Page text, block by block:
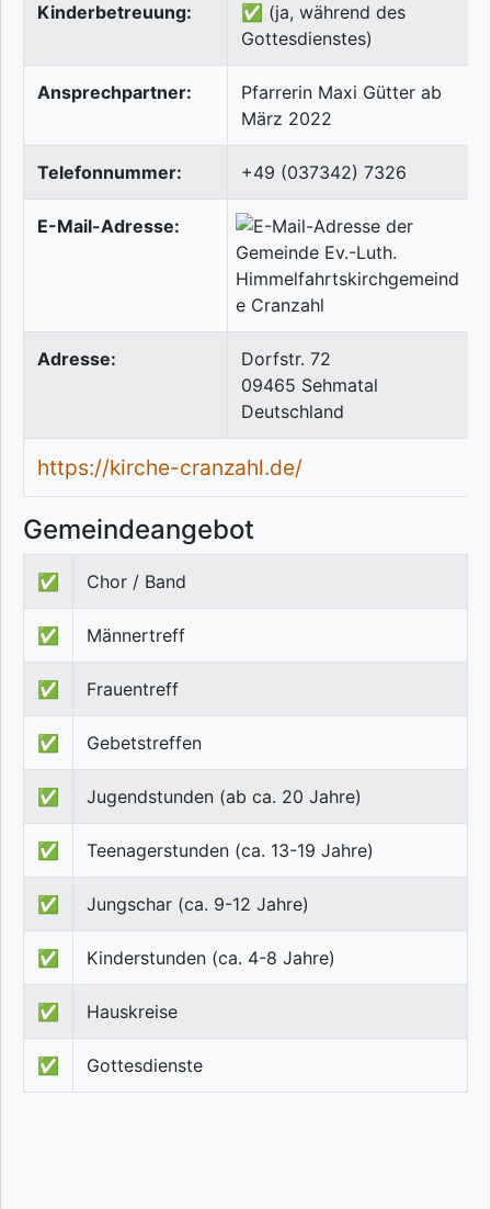
Kinderbetreuung:
✅ (ja, während des
Gottesdienstes)
Ansprechpartner:
Pfarrerin Maxi Gütter ab
März 2022
Telefonnummer: +49 (037342) 7326
E-Mail-Adresse:
Adresse:
Dorfstr. 72
09465 Sehmatal
Deutschland
https://kirche-cranzahl.de/
Gemeindeangebot
✅ Chor / Band
✅ Männertreff
✅ Frauentreff
✅ Gebetstreffen
✅ Jugendstunden (ab ca. 20 Jahre)
✅ Teenagerstunden (ca. 13-19 Jahre)
✅ Jungschar (ca. 9-12 Jahre)
✅ Kinderstunden (ca. 4-8 Jahre)
✅ Hauskreise
✅ Gottesdienste